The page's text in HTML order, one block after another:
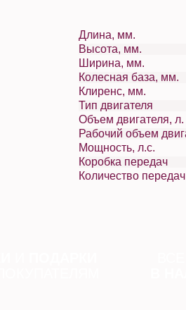
Длина, мм.
Высота, мм.
Ширина, мм.
Колесная база, мм.
Клиренс, мм.
Тип двигателя
Объем двигателя, л.
Мощность, л.с.
Коробка передач
Количество передач